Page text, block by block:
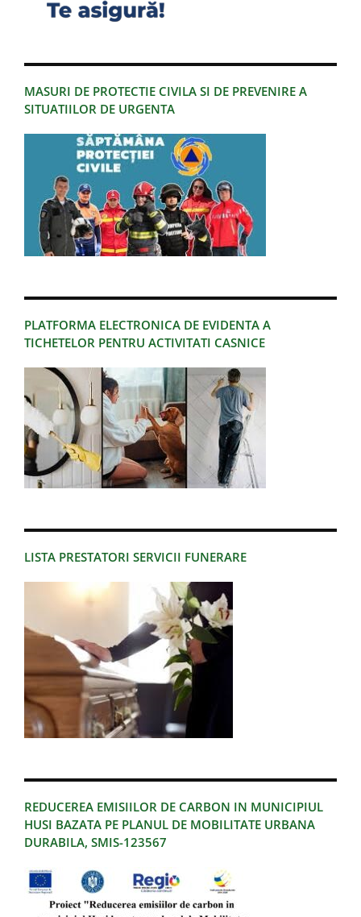
MASURI DE PROTECTIE CIVILA SI DE PREVENIRE A
SITUATIILOR DE URGENTA
PLATFORMA ELECTRONICA DE EVIDENTA A
TICHETELOR PENTRU ACTIVITATI CASNICE
LISTA PRESTATORI SERVICII FUNERARE
REDUCEREA EMISIILOR DE CARBON IN MUNICIPIUL
HUSI BAZATA PE PLANUL DE MOBILITATE URBANA
DURABILA, SMIS-123567